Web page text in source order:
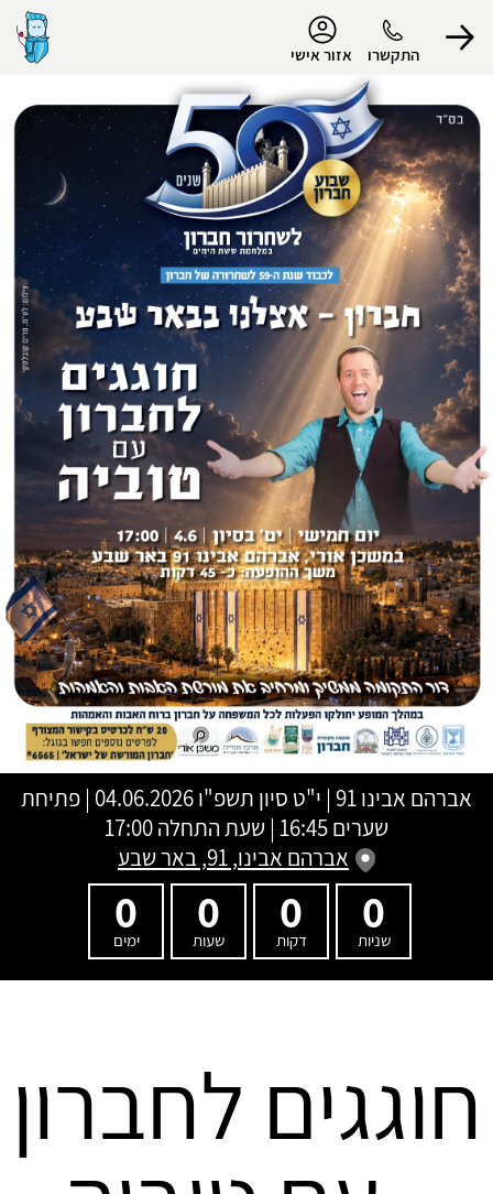
התקשרו אזור אישי
הפרופיל שלי
התנתק
אברהם אבינו 91 | י"ט סיון תשפ"ו
04.06.2026 | פתיחת
שערים 16:45 | שעת התחלה 17:00
אברהם אבינו, 91, באר שבע
0
שניות
0
דקות
0
שעות
0
ימים
חוגגים לחברון